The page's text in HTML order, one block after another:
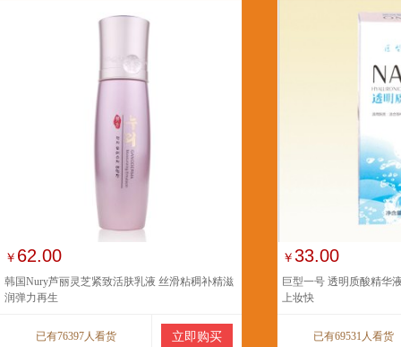
￥ 62.00
韩国Nury芦丽灵芝紧致活肤乳液 丝滑粘稠补精滋
润弹力再生
已有76397人看货 立即购买
￥33.00
巨型一号 透明质酸精华
上妆快
已有69531人看货